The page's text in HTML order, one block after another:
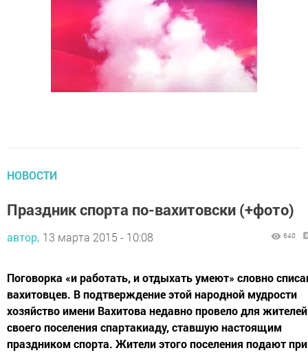
НОВОСТИ
Праздник спорта по-вахитовски (+фото)
автор, 13 марта 2015 - 10:08 640
Поговорка «и работать, и отдыхать умеют» словно
вахитовцев. В подтверждение этой народной мудрости
хозяйство имени Вахитова недавно провело для жителей
своего поселения спартакиаду, ставшую настоящим
праздником спорта. Жители этого поселения подают